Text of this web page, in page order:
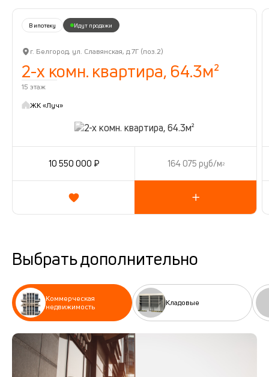
В ипотеку Идут продажи
г. Белгород, ул. Славянская, д.7Г (поз.2)
2-х комн. квартира, 64.3м²
15 этаж
ЖК «Луч»
10 550 000 ₽ 164 075 руб/м2
Выбрать дополнительно
Коммерческая
недвижимость
Кладовые